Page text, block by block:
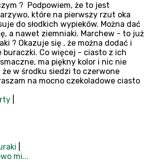
? Podpowiem, że to jest
które na pierwszy rzut oka
do słodkich wypieków. Można dać
a nawet ziemniaki. Marchew - to już
? Okazuje się , że można dodać i
buraczki. Co więcej - ciasto z ich
ma piękny kolor i nic nie
w środku siedzi to czerwone
na mocno czekoladowe ciasto
mi...